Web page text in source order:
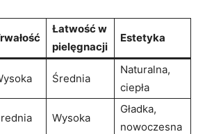
Łatwość w
pielęgnacji
Estetyka
Średnia
Naturalna,
ciepła
Wysoka
Gładka,
nowoczesna